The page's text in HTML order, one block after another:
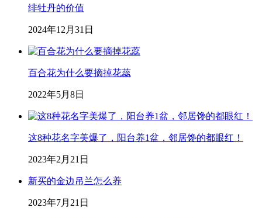
绯牡丹的价值
2024年12月31日
百合花为什么要摘掉花蕊
2022年5月8日
这8种花名字美爆了，阳台养1盆，邻居馋的都眼红！
2023年2月21日
新买的金边吊兰怎么养
2023年7月21日